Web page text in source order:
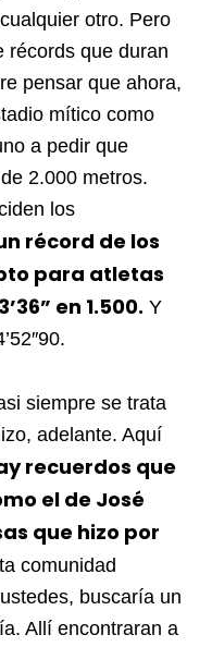
otro. Pero
récords que duran
pensar que ahora,
mítico como
a pedir que
2.000 metros.
los
récord de los
para atletas
en 1.500. Y
siempre se trata
adelante. Aquí
recuerdos que
el de José
que hizo por
comunidad
buscaría un
Allí encontraran a